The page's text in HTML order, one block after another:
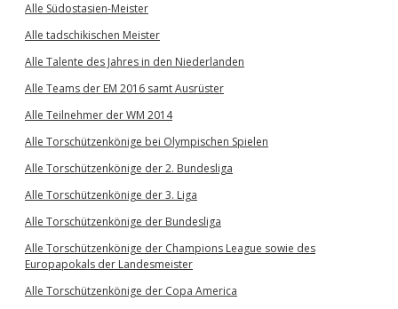
Alle Südostasien-Meister
Alle tadschikischen Meister
Alle Talente des Jahres in den Niederlanden
Alle Teams der EM 2016 samt Ausrüster
Alle Teilnehmer der WM 2014
Alle Torschützenkönige bei Olympischen Spielen
Alle Torschützenkönige der 2. Bundesliga
Alle Torschützenkönige der 3. Liga
Alle Torschützenkönige der Bundesliga
Alle Torschützenkönige der Champions League sowie des
Europapokals der Landesmeister
Alle Torschützenkönige der Copa America